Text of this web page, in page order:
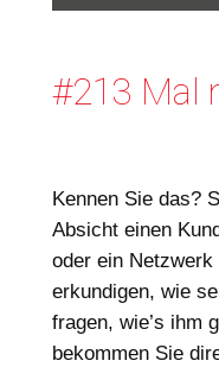
#213 Mal
Kennen Sie das?
Absicht einen
oder ein
erkundigen, wie
fragen, wie’s ihm
bekommen Sie